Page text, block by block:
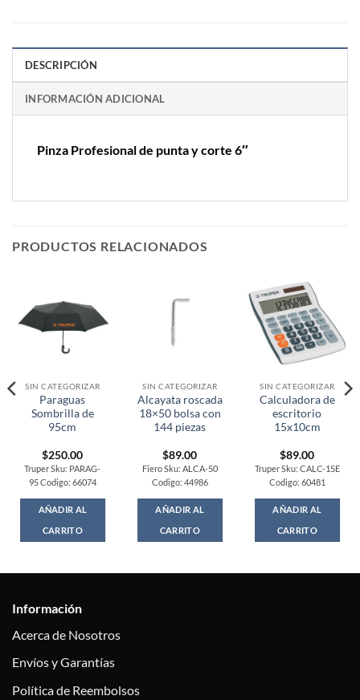
DESCRIPCIÓN
INFORMACIÓN ADICIONAL
Pinza Profesional de punta y corte 6″
PRODUCTOS RELACIONADOS
SIN CATEGORIZAR
Paraguas
Sombrilla de
95cm
$250.00
Truper Sku: PARAG-
95 Codigo: 66074
AÑADIR AL
CARRITO
SIN CATEGORIZAR
Alcayata roscada
18×50 bolsa con
144 piezas
$89.00
Fiero Sku: ALCA-50
Codigo: 44986
AÑADIR AL
CARRITO
SIN CATEGORIZAR
Calculadora de
escritorio
15x10cm
$89.00
Truper Sku: CALC-15E
Codigo: 60481
AÑADIR AL
CARRITO
Información
Acerca de Nosotros
Envíos y Garantías
Política de Reembolsos